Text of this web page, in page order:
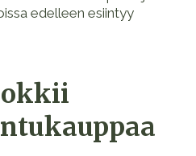
edelleen esiintyy